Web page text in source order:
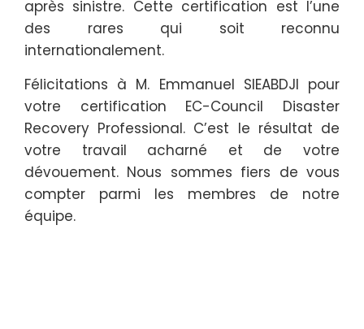
après sinistre. Cette certification est l’une
des rares qui soit reconnu
internationalement.
Félicitations à M. Emmanuel SIEABDJI pour
votre certification EC-Council Disaster
Recovery Professional. C’est le résultat de
votre travail acharné et de votre
dévouement. Nous sommes fiers de vous
compter parmi les membres de notre
équipe.